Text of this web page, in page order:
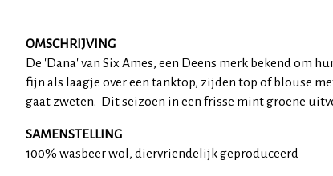
OMSCHRIJVING
De 'Dana' van Six Ames, een Deens merk bekend om
fijn als laagje over een tanktop, zijden top of blouse
gaat zweten. Dit seizoen in een frisse mint groene
SAMENSTELLING
100% wasbeer wol, diervriendelijk geproduceerd